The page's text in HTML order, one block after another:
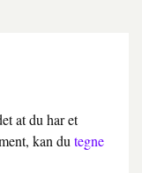
at du har et
kan du tegne